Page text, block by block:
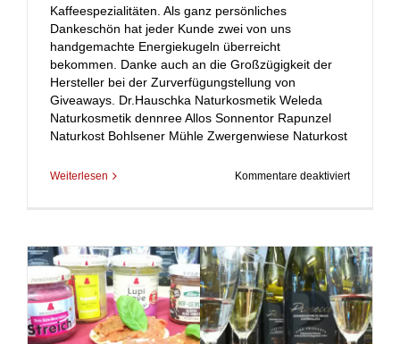
Kaffeespezialitäten. Als ganz persönliches
Dankeschön hat jeder Kunde zwei von uns
handgemachte Energiekugeln überreicht
bekommen. Danke auch an die Großzügigkeit der
Hersteller bei der Zurverfügungstellung von
Giveaways. Dr.Hauschka Naturkosmetik Weleda
Naturkosmetik dennree Allos Sonnentor Rapunzel
Naturkost Bohlsener Mühle Zwergenwiese Naturkost
Weiterlesen Kommentare deaktiviertfür
9
Jahre!